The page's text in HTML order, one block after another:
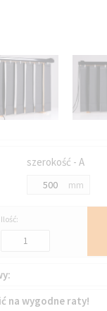
szerokość - A
mm
Ilość:
na wygodne raty!